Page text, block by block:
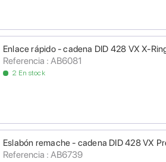
Enlace rápido - cadena DID 428 VX X-
Referencia : AB6081
2 En stock
Eslabón remache - cadena DID 428 VX
Referencia : AB6739